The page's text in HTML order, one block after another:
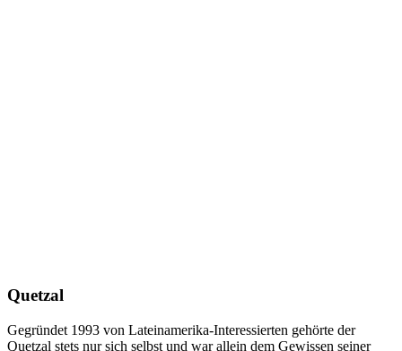
Quetzal
Gegründet 1993 von Lateinamerika-Interessierten gehörte der
Quetzal stets nur sich selbst und war allein dem Gewissen seiner